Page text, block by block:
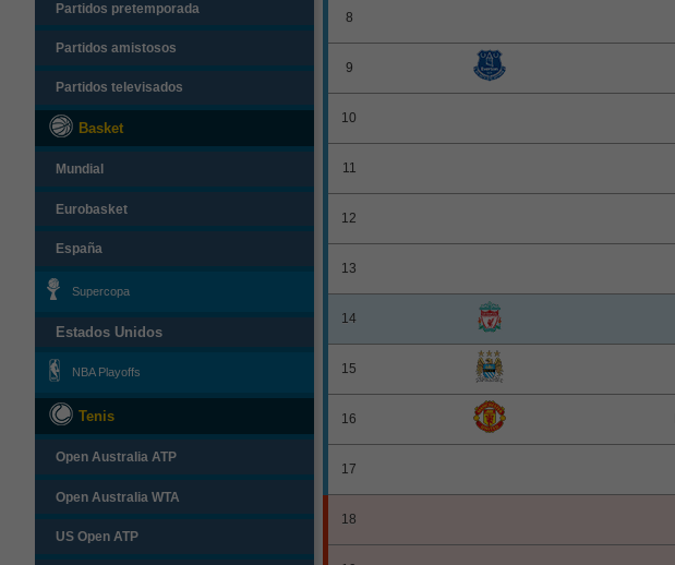
Partidos pretemporada
Partidos amistosos
Partidos televisados
Basket
Mundial
Eurobasket
España
Supercopa
Estados Unidos
NBA Playoffs
Tenis
Open Australia ATP
Open Australia WTA
US Open ATP
8
9
10
11
12
13
14
15
16
17
18